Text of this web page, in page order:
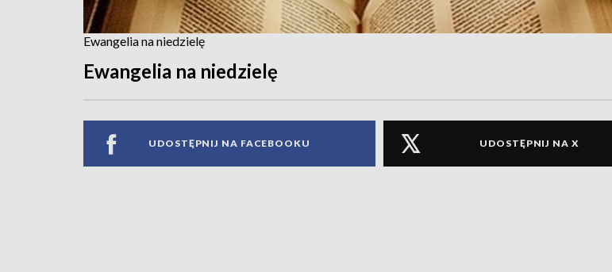
Ewangelia na niedzielę
Ewangelia na niedzielę
UDOSTĘPNIJ NA FACEBOOKU UDOSTĘPNIJ NA X